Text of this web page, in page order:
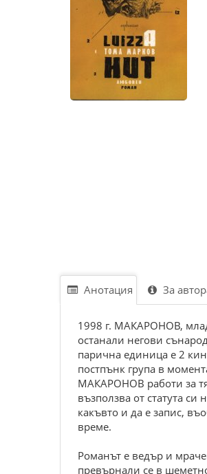
Анотация За
1998 г. МАКАРОНОВ,
останали негови
парична единица е 2
постпънк група в
МАКАРОНОВ работи за
възползва от статута
какъвто и да е запис,
време.
Романът е ведър и
превърнали се в